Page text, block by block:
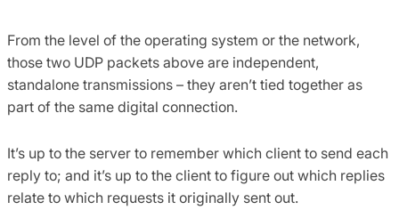
From the level of the operating system or the network,
those two UDP packets above are independent,
standalone transmissions – they aren’t tied together as
part of the same digital connection.
It’s up to the server to remember which client to send each
reply to; and it’s up to the client to figure out which replies
relate to which requests it originally sent out.